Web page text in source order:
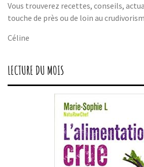
Vous trouverez recettes, conseils,
touche de près ou de loin au
Céline
LECTURE DU MOIS